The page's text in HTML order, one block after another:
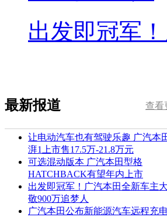
出发即冠军
查看
最新报道
让电动汽车也有驾驶乐趣 广汽本
湃1上市售17.5万-21.8万元
可选混动版本 广汽本田型格
HATCHBACK有望年内上市
出发即冠军！广汽本田全新车主
敬900万追梦人
广汽本田公布新能源汽车远程充